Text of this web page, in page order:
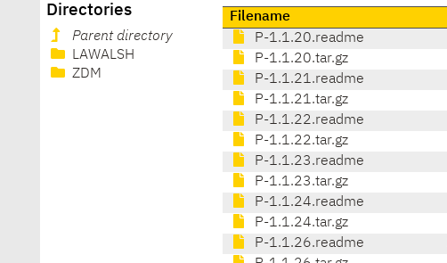
Directories
Parent directory
LAWALSH
ZDM
Filename
P-1.1.20.readme
P-1.1.20.tar.gz
P-1.1.21.readme
P-1.1.21.tar.gz
P-1.1.22.readme
P-1.1.22.tar.gz
P-1.1.23.readme
P-1.1.23.tar.gz
P-1.1.24.readme
P-1.1.24.tar.gz
P-1.1.26.readme